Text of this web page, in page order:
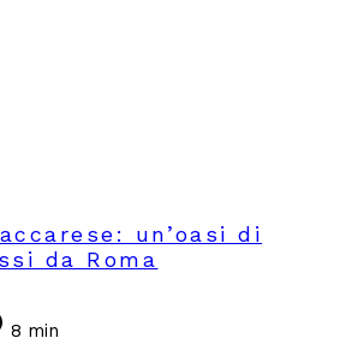
un’oasi di
da Roma
8 min